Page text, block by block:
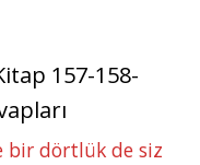
157-158-
bir dörtlük de siz